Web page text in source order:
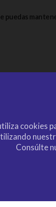
puedas
cookies
Consúlte